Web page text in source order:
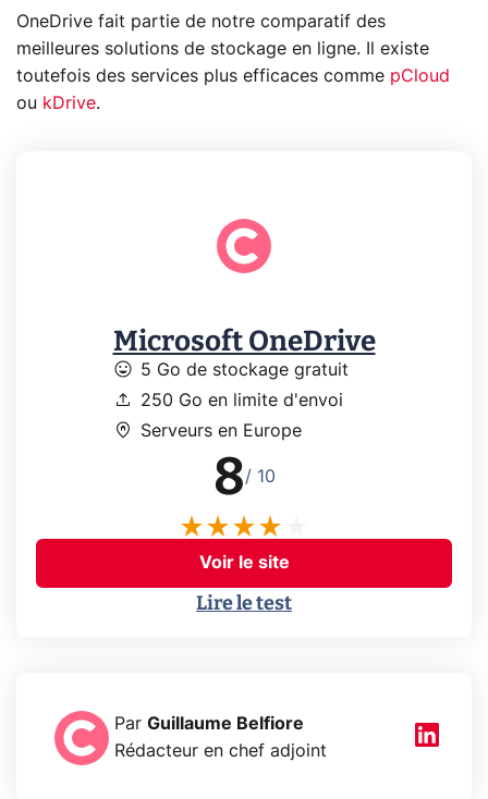
OneDrive fait partie de notre comparatif des
meilleures solutions de stockage en ligne. Il existe
toutefois des services plus efficaces comme pCloud
ou kDrive.
Microsoft OneDrive
mood 5 Go de stockage gratuit
upload 250 Go en limite d'envoi
home_pin Serveurs en Europe
8/ 10
Voir le site
Lire le test
Par Guillaume Belfiore
Rédacteur en chef adjoint